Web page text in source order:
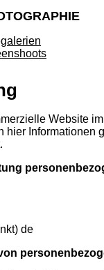
Website
hier Informationen
de